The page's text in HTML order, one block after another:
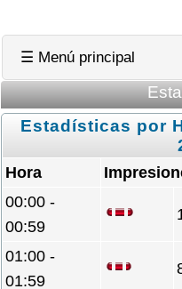
☰ Menú principal
Estadísticas por
Hora
00:00 -
00:59
01:00 -
01:59